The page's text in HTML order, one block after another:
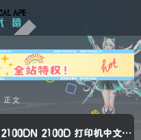
正文
京瓷 FS-4300DN 4200DN 4100DN 2100DN 2100D 打印机中文维修手册